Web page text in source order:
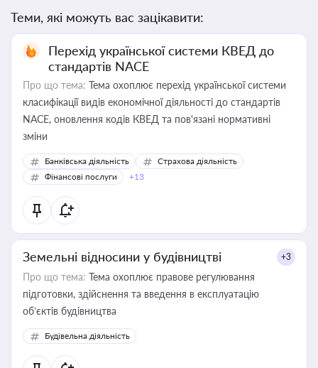
Теми, які можуть вас зацікавити:
Перехід української системи КВЕД до
стандартів NACE
Про що тема: Тема охоплює перехід української системи
класифікації видів економічної діяльності до стандартів
NACE, оновлення кодів КВЕД та пов'язані нормативні
зміни
Банківська діяльність
Страхова діяльність
Фінансові послуги
+13
Земельні відносини у будівництві +3
Про що тема: Тема охоплює правове регулювання
підготовки, здійснення та введення в експлуатацію
об’єктів будівництва
Будівельна діяльність